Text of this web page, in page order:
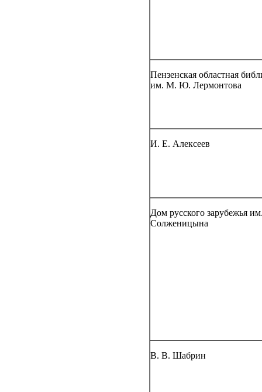
Пензенская областная
им. М. Ю. Лермонтова
И. Е. Алексеев
Дом русского зарубежья
Солженицына
В. В. Шабрин